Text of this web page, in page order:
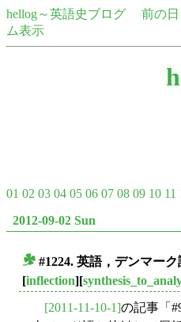
hellog～英語史ブログ 前の日
ム表示
01 02 03 04 05 06 07 08 09 10 11
2012-09-02 Sun
#1224. 英語，デンマー
[inflection][
[2011-11-10-1]の記事「